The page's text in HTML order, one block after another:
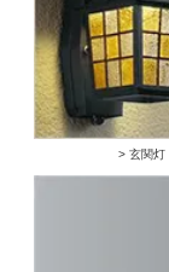
> 玄関灯